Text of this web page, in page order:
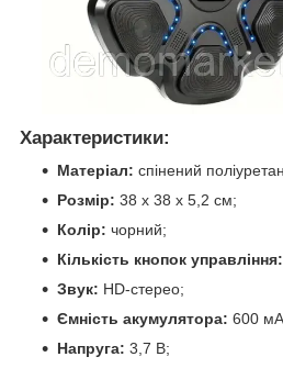
Характеристики:
Матеріал: спінений
Розмір: 38 х 38 х 5,2 см;
Колір: чорний;
Кількість кнопок управління:
Звук: НD-стерео;
Ємність акумулятора: 600
Напруга: 3,7 В;